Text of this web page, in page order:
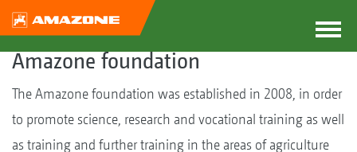
Amazone foundation
The Amazone foundation was established in 2008, in order
to promote science, research and vocational training as well
as training and further training in the areas of agriculture